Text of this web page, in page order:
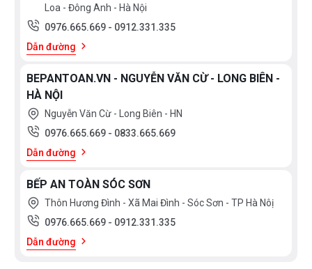
Loa - Đông Anh - Hà Nội
0976.665.669 - 0912.331.335
Dẫn đường
BEPANTOAN.VN - NGUYỄN VĂN CỪ - LONG BIÊN -
HÀ NỘI
Nguyễn Văn Cừ - Long Biên - HN
0976.665.669 - 0833.665.669
Dẫn đường
BẾP AN TOÀN SÓC SƠN
Thôn Hương Đình - Xã Mai Đình - Sóc Sơn - TP Hà Nôị
0976.665.669 - 0912.331.335
Dẫn đường